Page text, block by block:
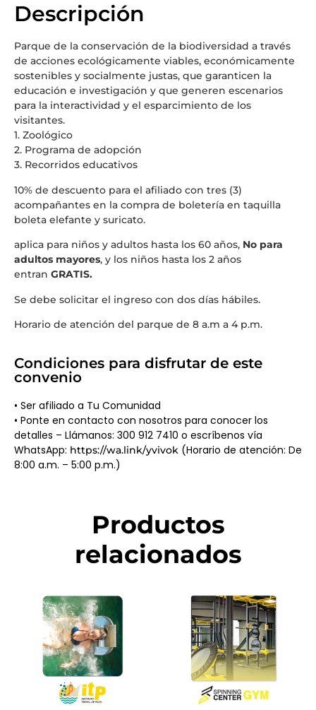
Descripción
Parque de la conservación de la biodiversidad a través
de acciones ecológicamente viables, económicamente
sostenibles y socialmente justas, que garanticen la
educación e investigación y que generen escenarios
para la interactividad y el esparcimiento de los
visitantes.
1. Zoológico
2. Programa de adopción
3. Recorridos educativos
10% de descuento para el afiliado con tres (3)
acompañantes en la compra de boletería en taquilla
boleta elefante y suricato.
aplica para niños y adultos hasta los 60 años, No para
adultos mayores, y los niños hasta los 2 años
entran GRATIS.
Se debe solicitar el ingreso con dos días hábiles.
Horario de atención del parque de 8 a.m a 4 p.m.
Condiciones para disfrutar de este
convenio
• Ser afiliado a Tu Comunidad
• Ponte en contacto con nosotros para conocer los
detalles – Llámanos: 300 912 7410 o escríbenos vía
WhatsApp: https://wa.link/yvivok (Horario de atención: De
8:00 a.m. – 5:00 p.m.)
Productos
relacionados